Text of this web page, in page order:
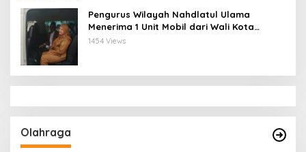
Pengurus Wilayah Nahdlatul Ulama
Menerima 1 Unit Mobil dari Wali Kota
Bandar Lampung
1454 Views
Olahraga